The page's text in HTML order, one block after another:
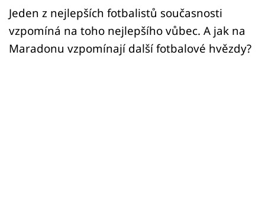
Sledujte nás
Jeden z nejlepších fotbalistů současnosti
vzpomíná na toho nejlepšího vůbec. A jak na
Maradonu vzpomínají další fotbalové hvězdy?